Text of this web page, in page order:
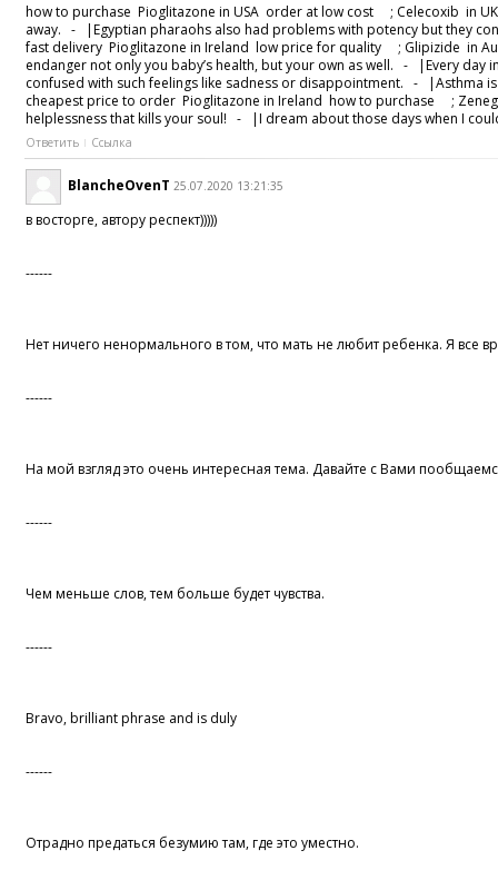
how to purchase Pioglitazone in USA order at low cost ; Celecoxib in
away. - |Egyptian pharaohs also had problems with potency but they
fast delivery Pioglitazone in Ireland low price for quality ; Glipizide in
endanger not only you baby’s health, but your own as well. - |Every
confused with such feelings like sadness or disappointment. - |Asthma
cheapest price to order Pioglitazone in Ireland how to purchase ;
helplessness that kills your soul! - |I dream about those days when I
Ответить Ссылка
BlancheOvenT 25.07.2020 13:21:35
в восторге, автору респект)))))
------
Нет ничего ненормального в том, что мать не любит ребенка. Я все
------
На мой взгляд это очень интересная тема. Давайте с Вами
------
Чем меньше слов, тем больше будет чувства.
------
Bravo, brilliant phrase and is duly
------
Отрадно предаться безумию там, где это уместно.